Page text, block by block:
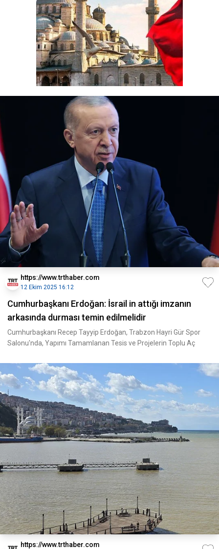
https://www.trthaber.com
12 Ekim 2025 16:12
Cumhurbaşkanı Erdoğan: İsrail in attığı imzanın
arkasında durması temin edilmelidir
Cumhurbaşkanı Recep Tayyip Erdoğan, Trabzon Hayri Gür Spor
Salonu'nda, Yapımı Tamamlanan Tesis ve Projelerin Toplu Aç
https://www.trthaber.com